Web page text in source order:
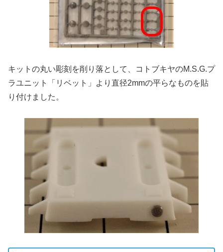
キットの丸い彫刻を削り落として、コトブキヤのM.S.G.プ
ラユニット「リベット」より直径2mmの平らなものを貼
り付けました。